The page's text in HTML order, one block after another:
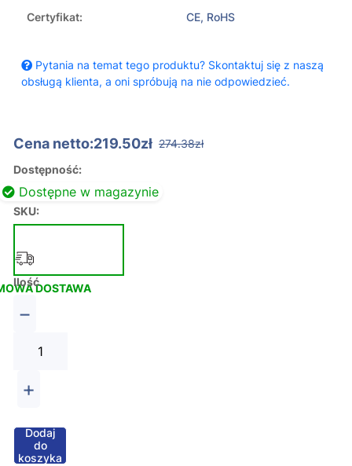
Certyfikat:
CE, RoHS
Pytania na temat tego produktu? Skontaktuj się z naszą
obsługą klienta, a oni spróbują na nie odpowiedzieć.
Cena netto:219.50zł 274.38zł
Dostępność:
Dostępne w magazynie
SKU:
DOSTAWA
Ilość
−
+
Dodaj
do
koszyka